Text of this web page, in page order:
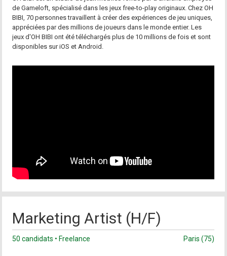
de Gameloft, spécialisé dans les jeux free-to-play originaux. Chez OH
BIBI, 70 personnes travaillent à créer des expériences de jeu uniques,
appréciées par des millions de joueurs dans le monde entier. Les
jeux d'OH BIBI ont été téléchargés plus de 10 millions de fois et sont
disponibles sur iOS et Android.
Marketing Artist (H/F)
50 candidats • Freelance Paris (75)